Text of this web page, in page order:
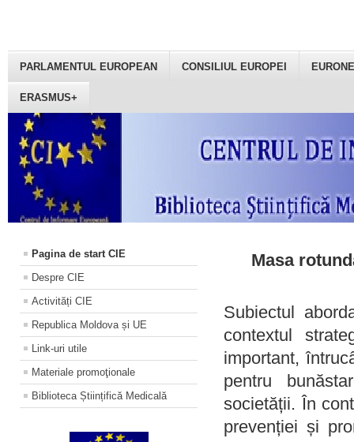
PARLAMENTUL EUROPEAN CONSILIUL EUROPEI
ERASMUS+
Pagina de start CIE
Despre CIE
Activități CIE
Republica Moldova și UE
Link-uri utile
Materiale promoţionale
Biblioteca Științifică Medicală
Masa
Subiectul
contextul
important,
pentru
societății. În
prevenției și